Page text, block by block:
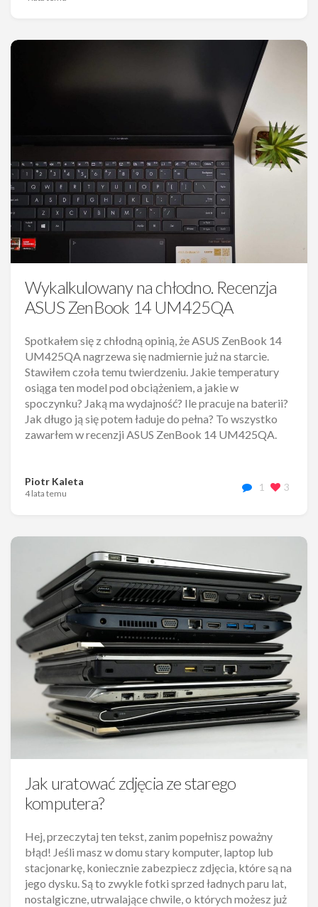
Wykalkulowany na chłodno. Recenzja
ASUS ZenBook 14 UM425QA
Spotkałem się z chłodną opinią, że ASUS ZenBook 14
UM425QA nagrzewa się nadmiernie już na starcie.
Stawiłem czoła temu twierdzeniu. Jakie temperatury
osiąga ten model pod obciążeniem, a jakie w
spoczynku? Jaką ma wydajność? Ile pracuje na baterii?
Jak długo ją się potem ładuje do pełna? To wszystko
zawarłem w recenzji ASUS ZenBook 14 UM425QA.
Piotr Kaleta
4 lata temu
1 3
Jak uratować zdjęcia ze starego
komputera?
Hej, przeczytaj ten tekst, zanim popełnisz poważny
błąd! Jeśli masz w domu stary komputer, laptop lub
stacjonarkę, koniecznie zabezpiecz zdjęcia, które są na
jego dysku. Są to zwykle fotki sprzed ładnych paru lat,
nostalgiczne, utrwalające chwile, o których możesz już